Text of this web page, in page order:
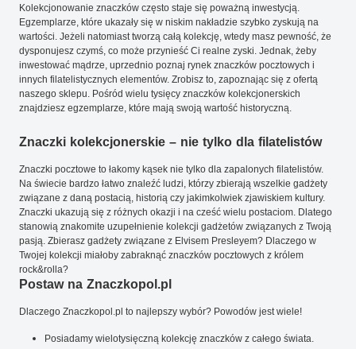
Kolekcjonowanie znaczków często staje się poważną inwestycją.
Egzemplarze, które ukazały się w niskim nakładzie szybko zyskują na
wartości. Jeżeli natomiast tworzą całą kolekcję, wtedy masz pewność, że
dysponujesz czymś, co może przynieść Ci realne zyski. Jednak, żeby
inwestować mądrze, uprzednio poznaj rynek znaczków pocztowych i
innych filatelistycznych elementów. Zrobisz to, zapoznając się z ofertą
naszego sklepu. Pośród wielu tysięcy znaczków kolekcjonerskich
znajdziesz egzemplarze, które mają swoją wartość historyczną.
Znaczki kolekcjonerskie – nie tylko dla filatelistów
Znaczki pocztowe to łakomy kąsek nie tylko dla zapalonych filatelistów.
Na świecie bardzo łatwo znaleźć ludzi, którzy zbierają wszelkie gadżety
związane z daną postacią, historią czy jakimkolwiek zjawiskiem kultury.
Znaczki ukazują się z różnych okazji i na cześć wielu postaciom. Dlatego
stanowią znakomite uzupełnienie kolekcji gadżetów związanych z Twoją
pasją. Zbierasz gadżety związane z Elvisem Presleyem? Dlaczego w
Twojej kolekcji miałoby zabraknąć znaczków pocztowych z królem
rock&rolla?
Postaw na Znaczkopol.pl
Dlaczego Znaczkopol.pl to najlepszy wybór? Powodów jest wiele!
Posiadamy wielotysięczną kolekcję znaczków z całego świata.